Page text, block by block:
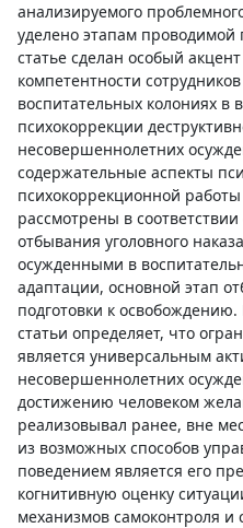
анализируемого
уделено этапам проводимой
статье сделан особый
компетентности
воспитательных колониях в
психокоррекции
несовершеннолетних
содержательные аспекты
психокоррекционной
рассмотрены в
отбывания уголовного
осужденными в
адаптации, основной этап
подготовки к
статьи определяет, что
является универсальным
несовершеннолетних
достижению человеком
реализовывал ранее, вне
из возможных способов
поведением является его
когнитивную оценку
механизмов самоконтроля и